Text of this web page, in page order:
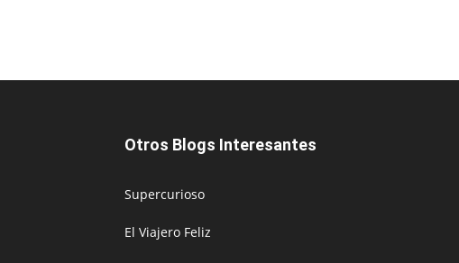
Otros Blogs Interesantes
Supercurioso
El Viajero Feliz